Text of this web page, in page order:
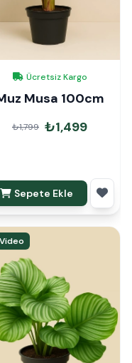
Ücretsiz Kargo
Musa 100cm
₺1,799 ₺1,499
Sepete Ekle
Video